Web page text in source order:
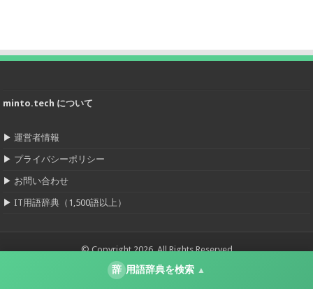
minto.tech について
▶運営者情報
▶ プライバシーポリシー
▶ お問い合わせ
▶IT用語辞典（1,500語以上）
© Copyright 2026, All Rights Reserved
辞 用語辞典を検索 ▲